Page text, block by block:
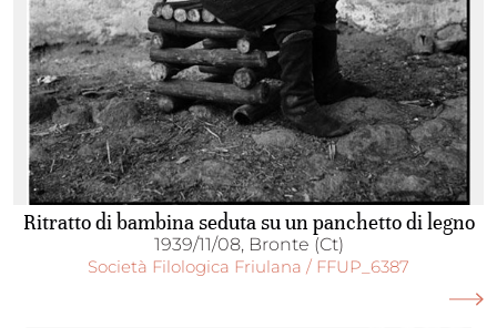
Ritratto di bambina seduta su un panchetto di legno
1939/11/08, Bronte (Ct)
Società Filologica Friulana / FFUP_6387